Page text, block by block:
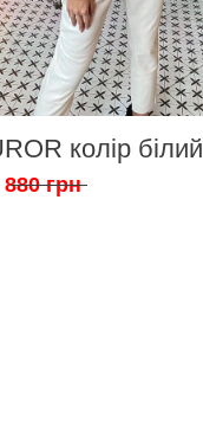
колір білий
880 грн